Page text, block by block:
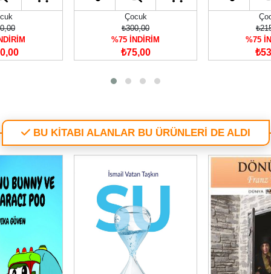
Çocuk
₺300,00
%75 İNDİRİM
₺75,00
%75
BU KİTABI ALANLAR BU ÜRÜNLERİ DE ALDI